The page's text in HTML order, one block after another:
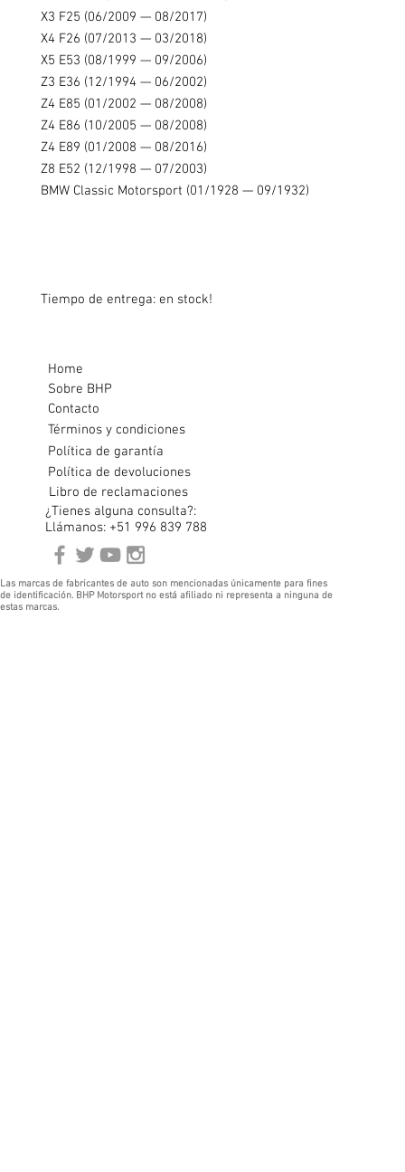
X3 F25 (06/2009 — 08/2017)
X4 F26 (07/2013 — 03/2018)
X5 E53 (08/1999 — 09/2006)
Z3 E36 (12/1994 — 06/2002)
Z4 E85 (01/2002 — 08/2008)
Z4 E86 (10/2005 — 08/2008)
Z4 E89 (01/2008 — 08/2016)
Z8 E52 (12/1998 — 07/2003)
BMW Classic Motorsport (01/1928 — 09/1932)
Tiempo de entrega: en stock!
Home
Sobre BHP
Contacto
Términos y condiciones
Política de garantía
Política de devoluciones
Libro de reclamaciones
¿Tienes alguna consulta?:
Llámanos: +51 996 839 788
Las marcas de fabricantes de auto son mencionadas únicamente para fines
de identificación. BHP Motorsport no está afiliado ni representa a ninguna de
estas marcas.